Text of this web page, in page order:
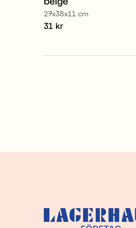
27x38x11 cm
Pris:
31 kr